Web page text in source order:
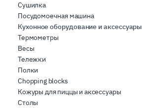
Сушилка
Посудомоечная машина
Кухонное оборудование и аксессуары
Термометры
Весы
Тележки
Полки
Chopping blocks
Кожуры для пиццы и аксессуары
Столы